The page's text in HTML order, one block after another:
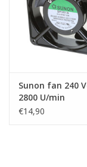
Kooimoeren
19 inch overig
Sunon fan 240
2800 U/min
€14,90